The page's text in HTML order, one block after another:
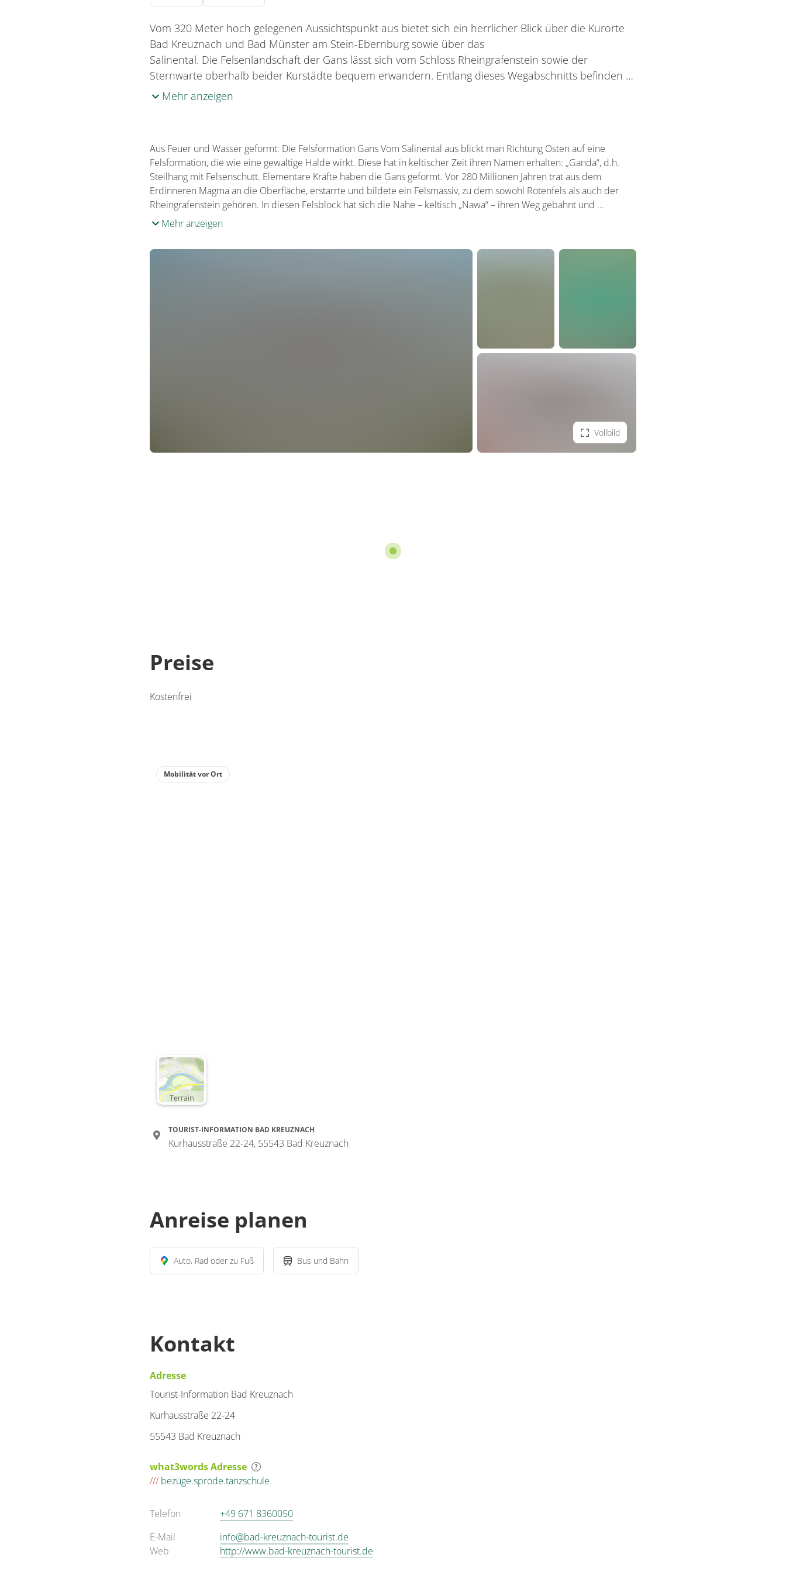
Vom 320 Meter hoch gelegenen Aussichtspunkt aus bietet sich ein herrlicher Blick über die Kurorte
Bad Kreuznach und Bad Münster am Stein-Ebernburg sowie über das
Salinental. Die Felsenlandschaft der Gans lässt sich vom Schloss Rheingrafenstein sowie der
Sternwarte oberhalb beider Kurstädte bequem erwandern. Entlang dieses Wegabschnitts befinden …
Mehr anzeigen
Aus Feuer und Wasser geformt: Die Felsformation Gans Vom Salinental aus blickt man Richtung Osten auf eine
Felsformation, die wie eine gewaltige Halde wirkt. Diese hat in keltischer Zeit ihren Namen erhalten: „Ganda“, d.h.
Steilhang mit Felsenschutt. Elementare Kräfte haben die Gans geformt. Vor 280 Millionen Jahren trat aus dem
Erdinneren Magma an die Oberfläche, erstarrte und bildete ein Felsmassiv, zu dem sowohl Rotenfels als auch der
Rheingrafenstein gehören. In diesen Felsblock hat sich die Nahe – keltisch „Nawa“ – ihren Weg gebahnt und …
Mehr anzeigen
Vollbild
Preise
Kostenfrei
Terrain
Mobilität vor Ort
TOURIST-INFORMATION BAD KREUZNACH
Kurhausstraße 22-24, 55543 Bad Kreuznach
Anreise planen
Auto, Rad oder zu Fuß Bus und Bahn
Kontakt
Adresse
Tourist-Information Bad Kreuznach
Kurhausstraße 22-24
55543 Bad Kreuznach
what3words Adresse
/// bezüge.spröde.tanzschule
Telefon
+49 671 8360050
E-Mail
info@bad-kreuznach-tourist.de
Web
http://www.bad-kreuznach-tourist.de